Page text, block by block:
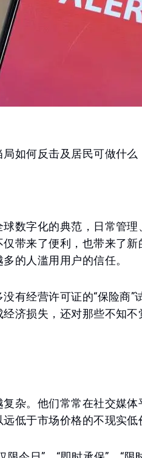
如何反击及居民可做什么
数字化的典范，日常管
带来了便利，也带来了
的人滥用用户的信任。
有经营许可证的“保险商”
经济损失，还对那些不知
杂。他们常常在社交媒
低于市场价格的不现实低